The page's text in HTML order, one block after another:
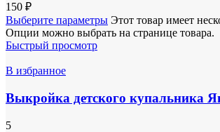
150 ₽
Выберите параметры Этот товар имеет
Опции можно выбрать на странице товара.
Быстрый просмотр
В избранное
Выкройка детского купальника
5